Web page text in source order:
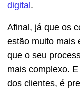
digital .
Afinal, já que os
estão muito mais
que o seu
mais complexo.
dos clientes, é